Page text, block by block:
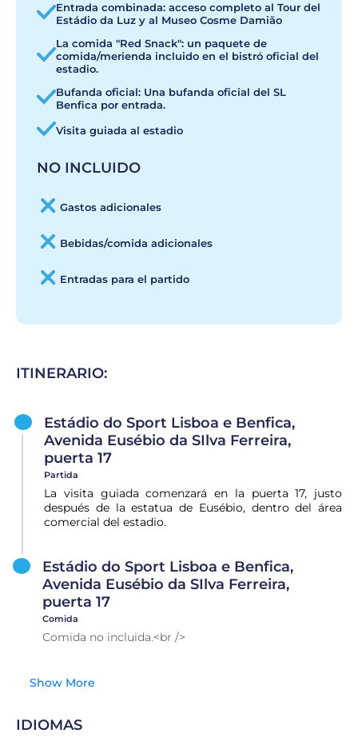
Entrada combinada: acceso completo al Tour del
Estádio da Luz y al Museo Cosme Damião
La comida "Red Snack": un paquete de
comida/merienda incluido en el bistró oficial del
estadio.
Bufanda oficial: Una bufanda oficial del SL
Benfica por entrada.
Visita guiada al estadio
NO INCLUIDO
Gastos adicionales
Bebidas/comida adicionales
Entradas para el partido
ITINERARIO:
Estádio do Sport Lisboa e Benfica,
Avenida Eusébio da SIlva Ferreira,
puerta 17
Partida
La visita guiada comenzará en la puerta 17, justo
después de la estatua de Eusébio, dentro del área
comercial del estadio.
Estádio do Sport Lisboa e Benfica,
Avenida Eusébio da SIlva Ferreira,
puerta 17
Comida
Comida no incluida.<br />
Show More
IDIOMAS